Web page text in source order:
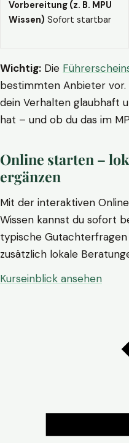
Vorbereitung (z. B. MPU
Wissen) Sofort startbar
Wichtig: Die
bestimmten Anbieter vor.
dein Verhalten glaubhaft
hat – und ob du das im
Online starten –
ergänzen
Mit der interaktiven
Wissen kannst du sofort
typische
zusätzlich lokale
Kurseinblick ansehen